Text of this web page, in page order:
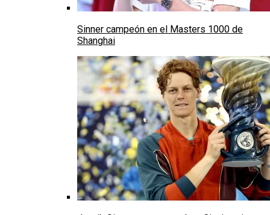
Sinner campeón en el Masters 1000 de
Shanghai